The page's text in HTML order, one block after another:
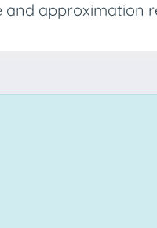
and approximation